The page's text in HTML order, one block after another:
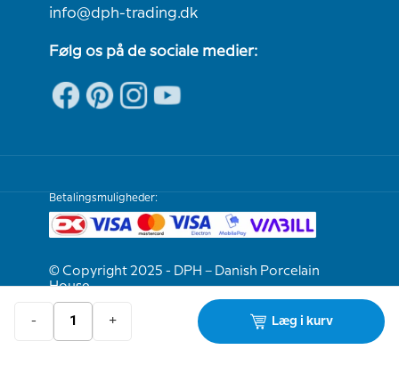
- + Læg i kurv
info@dph-trading.dk
Følg os på de sociale medier:
Betalingsmuligheder:
© Copyright 2025 - DPH – Danish Porcelain
House